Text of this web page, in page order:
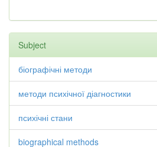
Subject
біографічні методи
методи психічної діагностики
психічні стани
biographical methods